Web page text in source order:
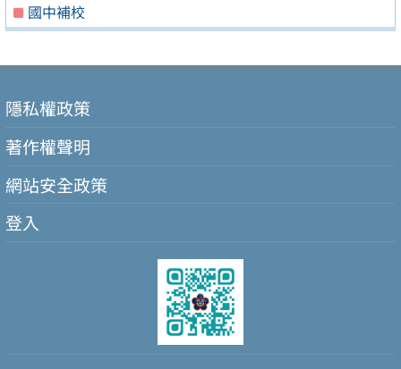
國中補校
隱私權政策
著作權聲明
網站安全政策
登入